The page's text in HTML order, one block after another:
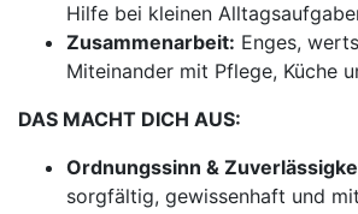
Hilfe bei kleinen
Zusammenarbeit: Enges,
Miteinander mit Pflege, Küche
DAS MACHT DICH AUS:
Ordnungssinn &
sorgfältig, gewissenhaft und